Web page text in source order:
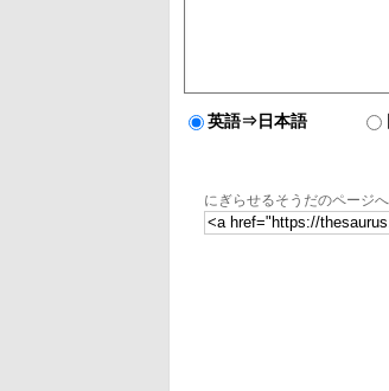
英語⇒日本語
にぎらせるそうだのページ